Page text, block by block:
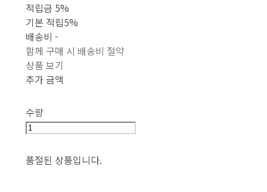
적립금 5%
기본 적립5%
배송비 -
함께 구매 시 배송비 절약
상품 보기
추가 금액
수량
품절된 상품입니다.